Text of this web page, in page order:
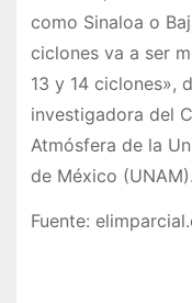
como Sinaloa o
ciclones va a ser
13 y 14 ciclones»,
investigadora del
Atmósfera de la
de México (UNAM).
Fuente: